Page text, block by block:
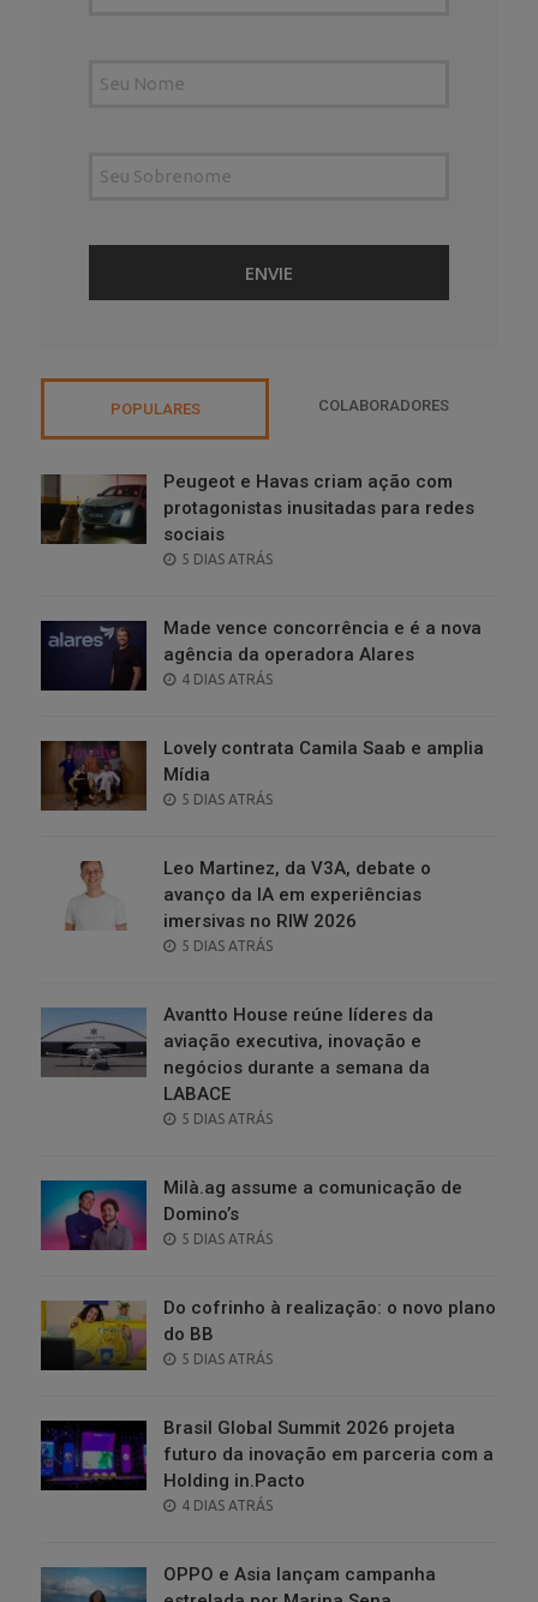
POPULARES COLABORADORES
Peugeot e Havas criam ação com
protagonistas inusitadas para redes
sociais
POSTED
5 DIAS ATRÁS
Made vence concorrência e é a nova
agência da operadora Alares
POSTED
4 DIAS ATRÁS
Lovely contrata Camila Saab e amplia
Mídia
POSTED
5 DIAS ATRÁS
Leo Martinez, da V3A, debate o
avanço da IA em experiências
imersivas no RIW 2026
POSTED
5 DIAS ATRÁS
Avantto House reúne líderes da
aviação executiva, inovação e
negócios durante a semana da
LABACE
POSTED
5 DIAS ATRÁS
Milà.ag assume a comunicação de
Domino’s
POSTED
5 DIAS ATRÁS
Do cofrinho à realização: o novo plano
do BB
POSTED
5 DIAS ATRÁS
Brasil Global Summit 2026 projeta
futuro da inovação em parceria com a
Holding in.Pacto
POSTED
4 DIAS ATRÁS
OPPO e Asia lançam campanha